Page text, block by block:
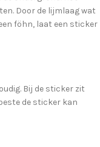
Door de lijmlaag wat
föhn, laat een sticker
Bij de sticker zit
de sticker kan